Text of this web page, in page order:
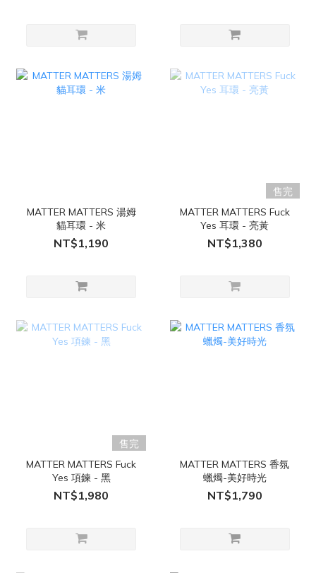
MATTER MATTERS 湯姆
貓耳環 - 米
NT$1,190
售完
MATTER MATTERS Fuck
Yes 耳環 - 亮黃
NT$1,380
售完
MATTER MATTERS Fuck
Yes 項鍊 - 黑
NT$1,980
MATTER MATTERS 香氛
蠟燭-美好時光
NT$1,790